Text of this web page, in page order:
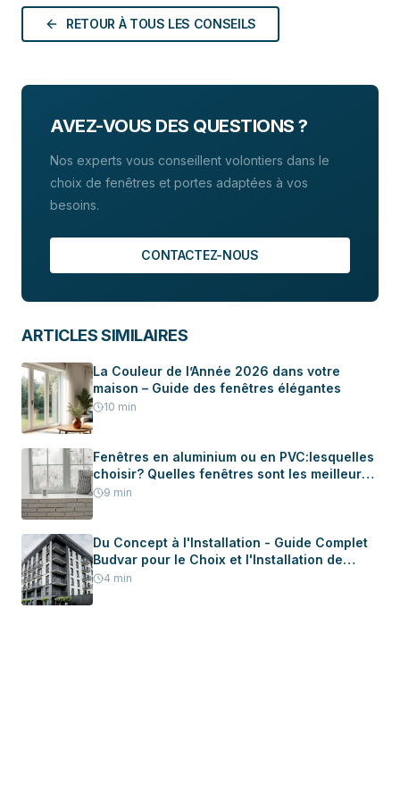
RETOUR À TOUS LES CONSEILS
AVEZ-VOUS DES QUESTIONS ?
Nos experts vous conseillent volontiers dans le
choix de fenêtres et portes adaptées à vos
besoins.
CONTACTEZ-NOUS
ARTICLES SIMILAIRES
La Couleur de l’Année 2026 dans votre
maison – Guide des fenêtres élégantes
10 min
Fenêtres en aluminium ou en PVC:lesquelles
choisir? Quelles fenêtres sont les meilleures
pour votre maison?
9 min
Du Concept à l'Installation - Guide Complet
Budvar pour le Choix et l'Installation de
Menuiserie dans Votre Nouvelle Maison
4 min